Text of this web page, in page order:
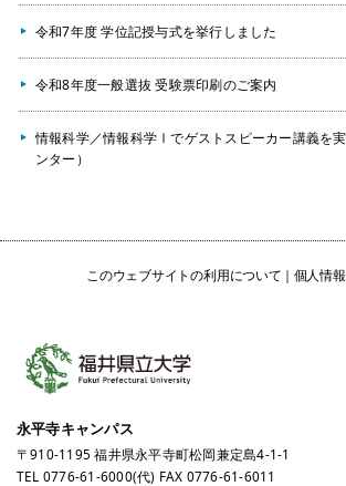
令和7年度 学位記授与式を挙行しました
令和8年度一般選抜 受験票印刷のご案内
情報科学／情報科学Ⅰでゲストスピーカー講義を
ンター）
このウェブサイトの利用について 個人情
永平寺キャンパス
〒910-1195 福井県永平寺町松岡兼定島4-1-1
TEL 0776-61-6000(代) FAX 0776-61-6011